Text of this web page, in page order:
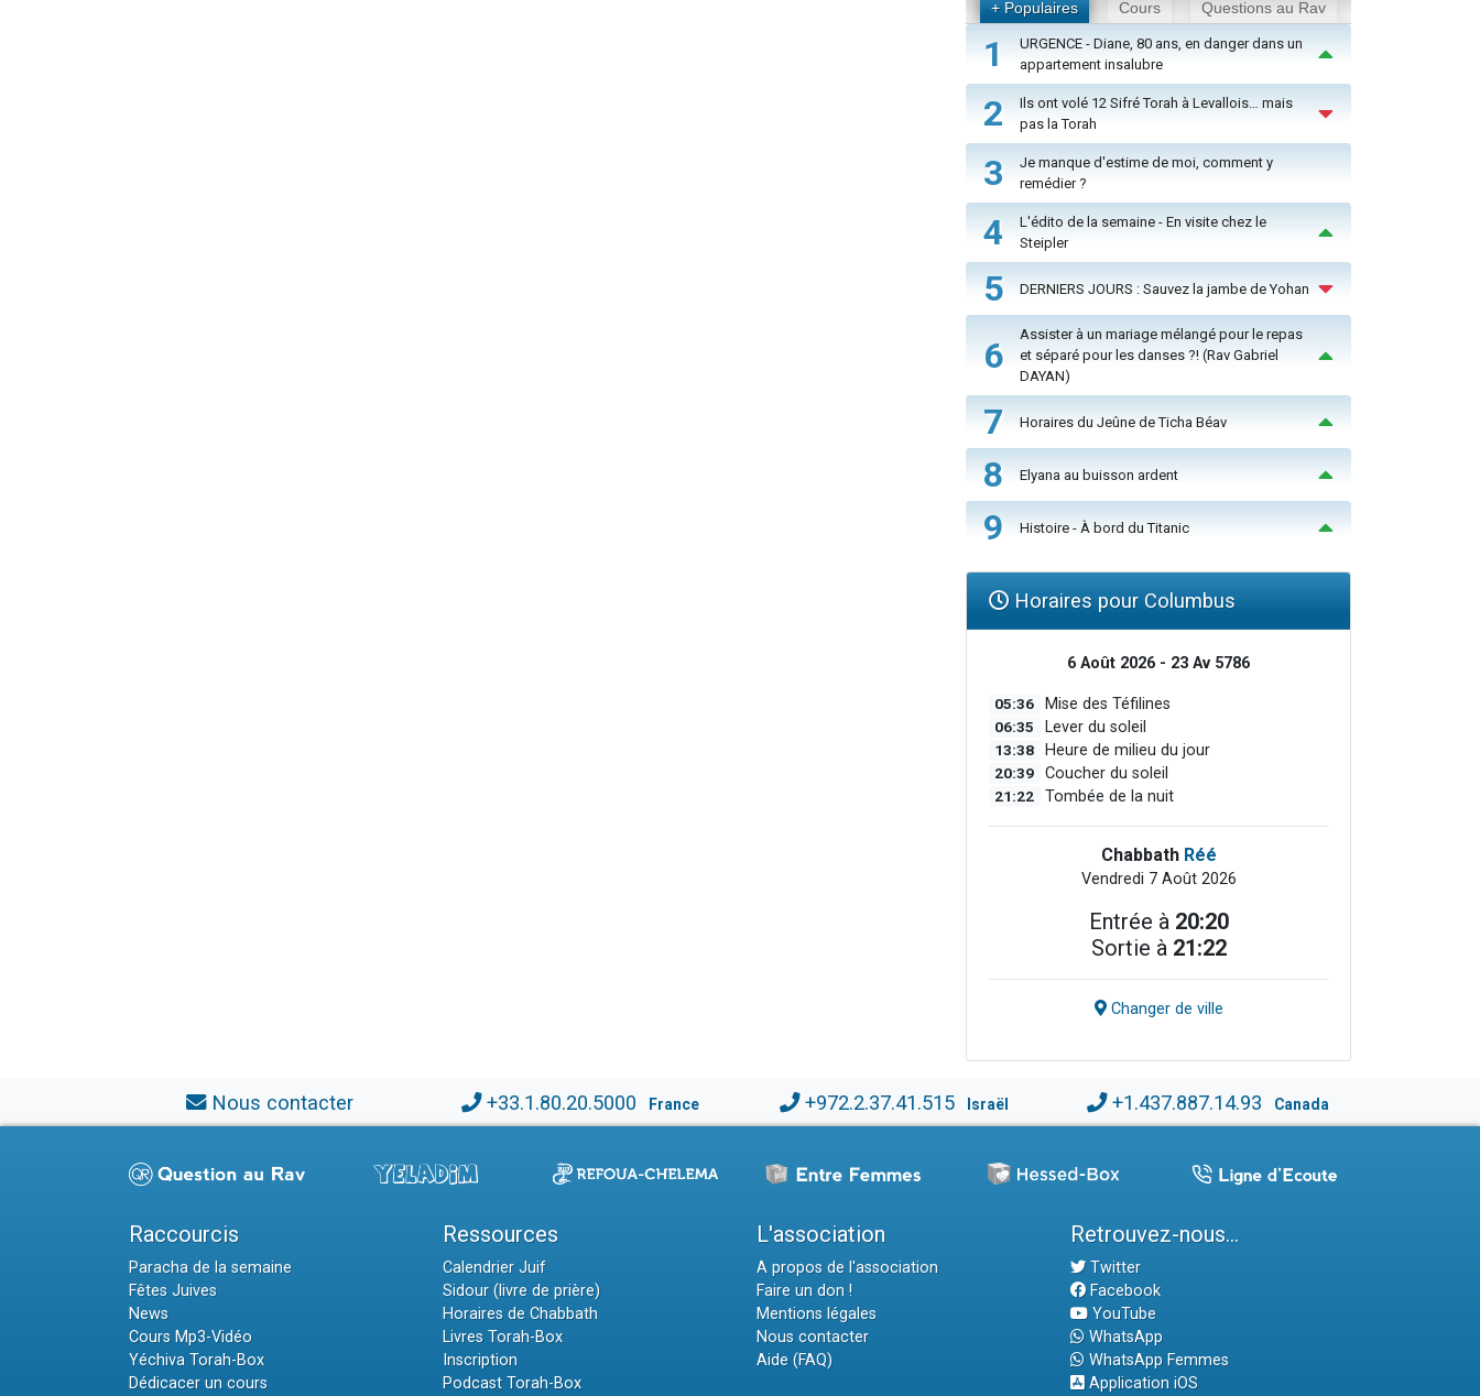
+ Populaires Cours Questions au Rav
1
URGENCE - Diane, 80 ans, en danger dans un
appartement insalubre
2
Ils ont volé 12 Sifré Torah à Levallois… mais
pas la Torah
3
Je manque d'estime de moi, comment y
remédier ?
4
L'édito de la semaine - En visite chez le
Steipler
5 DERNIERS JOURS : Sauvez la jambe de Yohan
6
Assister à un mariage mélangé pour le repas
et séparé pour les danses ?! (Rav Gabriel
DAYAN)
7 Horaires du Jeûne de Ticha Béav
8 Elyana au buisson ardent
9 Histoire - À bord du Titanic
Horaires pour Columbus
6 Août 2026 - 23 Av 5786
05:36 Mise des Téfilines
06:35 Lever du soleil
13:38 Heure de milieu du jour
20:39 Coucher du soleil
21:22 Tombée de la nuit
Chabbath Réé
Vendredi 7 Août 2026
Entrée à 20:20
Sortie à 21:22
Changer de ville
Nous contacter +33.1.80.20.5000 France +972.2.37.41.515 Israël +1.437.887.14.93 Canada
Raccourcis
Paracha de la semaine
Fêtes Juives
News
Cours Mp3-Vidéo
Yéchiva Torah-Box
Dédicacer un cours
Ressources
Calendrier Juif
Sidour (livre de prière)
Horaires de Chabbath
Livres Torah-Box
Inscription
Podcast Torah-Box
L'association
A propos de l'association
Faire un don !
Mentions légales
Nous contacter
Aide (FAQ)
Retrouvez-nous...
Twitter
Facebook
YouTube
WhatsApp
WhatsApp Femmes
Application iOS